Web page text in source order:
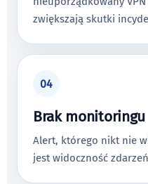
zwiększają skutki
04
Brak monitoringu
Alert, którego nikt nie
jest widoczność